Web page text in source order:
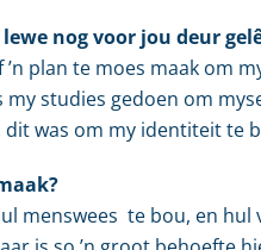
nog voor jou deur
plan te moes maak om
studies gedoen om
was om my identiteit te
menswees te bou, en